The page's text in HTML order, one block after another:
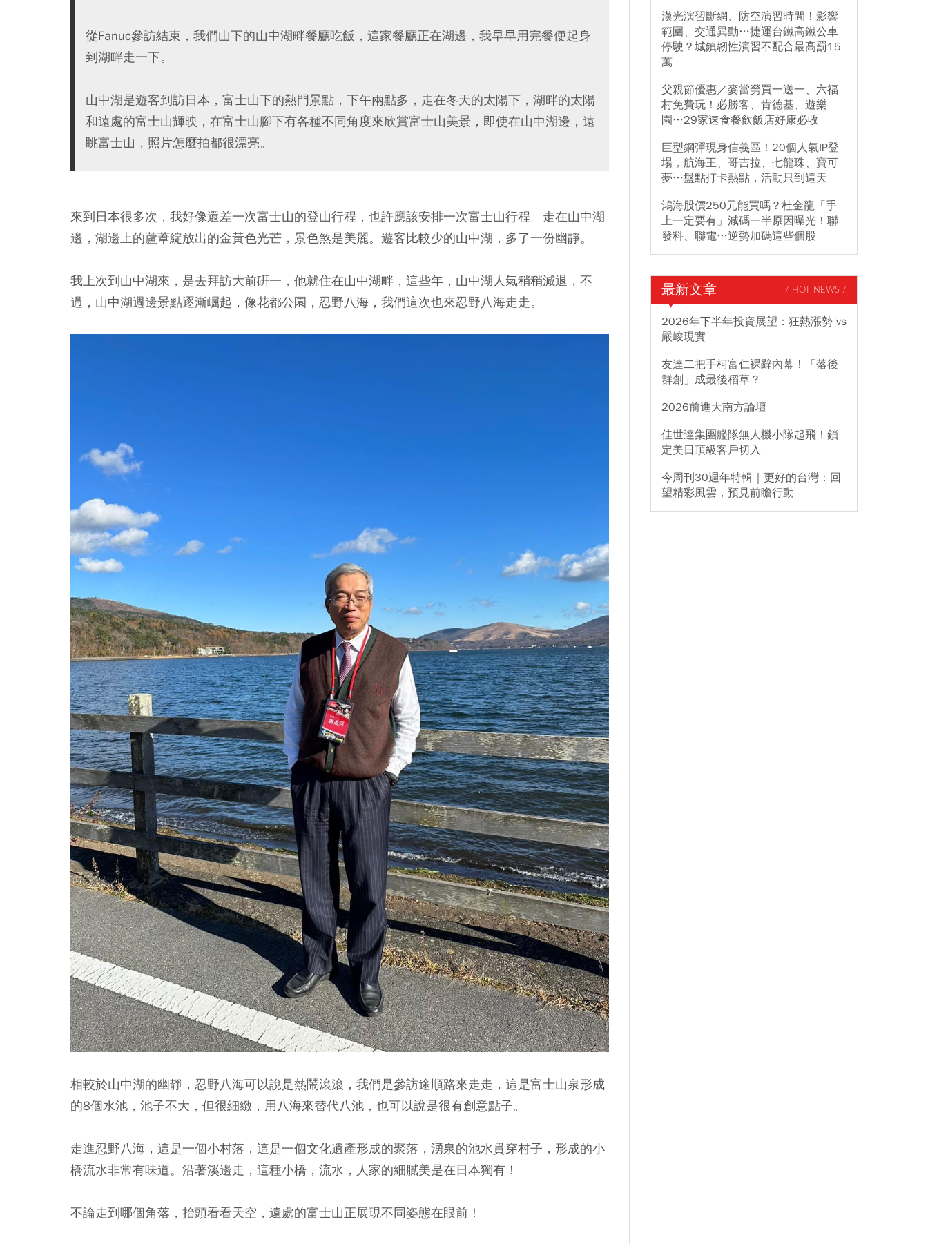
從Fanuc參訪結束，我們山下的山中湖畔餐廳吃飯，這家餐廳正在湖邊，我早早用完餐便起身
到湖畔走一下。
山中湖是遊客到訪日本，富士山下的熱門景點，下午兩點多，走在冬天的太陽下，湖㫠的太陽
和遠處的富士山輝映，在富士山腳下有各種不同角度來欣賞富士山美景，即使在山中湖邊，遠
眺富士山，照片怎麼拍都很漂亮。
來到日本很多次，我好像還差一次富士山的登山行程，也許應該安排一次富士山行程。走在山中湖
邊，湖邊上的蘆葦綻放出的金黃色光芒，景色煞是美麗。遊客比較少的山中湖，多了一份幽靜。
我上次到山中湖來，是去拜訪大前硏一，他就住在山中湖畔，這些年，山中湖人氣稍稍減退，不
過，山中湖週邊景點逐漸崛起，像花都公園，忍野八海，我們這次也來忍野八海走走。
相較於山中湖的幽靜，忍野八海可以說是熱鬧滾滾，我們是參訪途順路來走走，這是富士山泉形成
的8個水池，池子不大，但很細緻，用八海來替代八池，也可以說是很有創意點子。
走進忍野八海，這是一個小村落，這是一個文化遺產形成的聚落，湧泉的池水貫穿村子，形成的小
橋流水非常有味道。沿著溪邊走，這種小橋，流水，人家的細膩美是在日本獨有！
不論走到哪個角落，抬頭看看天空，遠處的富士山正展現不同姿態在眼前！
漢光演習斷網、防空演習時間！影響
範圍、交通異動…捷運台鐵高鐵公車
停駛？城鎮韌性演習不配合最高罰15
萬
父親節優惠／麥當勞買一送一、六福
村免費玩！必勝客、肯德基、遊樂
園…29家速食餐飲飯店好康必收
巨型鋼彈現身信義區！20個人氣IP登
場，航海王、哥吉拉、七龍珠、寶可
夢…盤點打卡熱點，活動只到這天
鴻海股價250元能買嗎？杜金龍「手
上一定要有」減碼一半原因曝光！聯
發科、聯電…逆勢加碼這些個股
最新文章 / HOT NEWS /
2026年下半年投資展望：狂熱漲勢 vs
嚴峻現實
友達二把手柯富仁裸辭內幕！「落後
群創」成最後稻草？
2026前進大南方論壇
佳世達集團艦隊無人機小隊起飛！鎖
定美日頂級客戶切入
今周刊30週年特輯｜更好的台灣：回
望精彩風雲，預見前瞻行動